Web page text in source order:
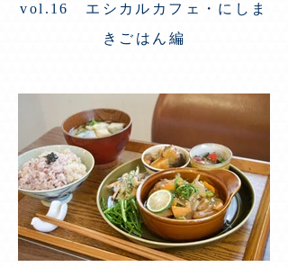
vol.16 エシカルカフェ・にしま
きごはん編